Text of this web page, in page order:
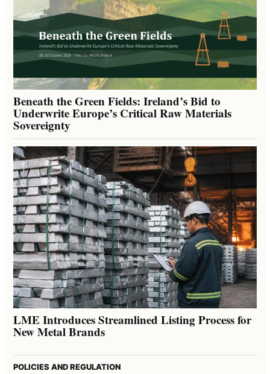
Beneath the Green Fields: Ireland’s Bid to
Underwrite Europe’s Critical Raw Materials
Sovereignty
LME Introduces Streamlined Listing Process for
New Metal Brands
POLICIES AND REGULATION